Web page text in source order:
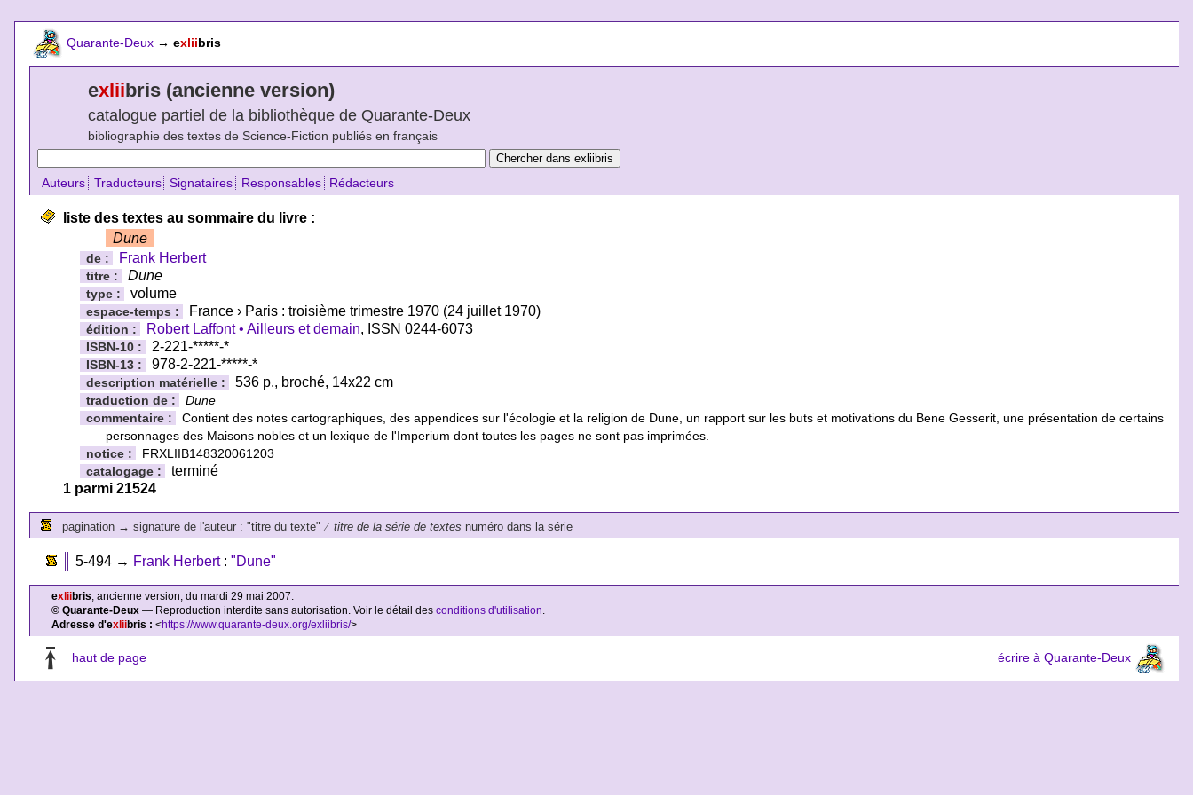
Quarante-Deux → exliibris
exliibris (ancienne version)
catalogue partiel de la bibliothèque de Quarante-Deux
bibliographie des textes de Science-Fiction publiés en français
Auteurs Traducteurs Signataires Responsables Rédacteurs
liste des textes au sommaire du livre :
Dune
de : Frank Herbert
titre : Dune
type : volume
espace-temps : France › Paris : troisième trimestre 1970 (24 juillet 1970)
édition : Robert Laffont • Ailleurs et demain, ISSN 0244-6073
ISBN-10 : 2-221-*****-*
ISBN-13 : 978-2-221-*****-*
description matérielle : 536 p., broché, 14x22 cm
traduction de :
Dune
commentaire :
Contient des notes cartographiques, des appendices sur l'écologie et la religion de Dune, un rapport sur les buts et motivations du Bene Gesserit, une présentation de certains
personnages des Maisons nobles et un lexique de l'Imperium dont toutes les pages ne sont pas imprimées.
notice :
FRXLIIB148320061203
catalogage :
terminé
1 parmi 21524
pagination → signature de l'auteur : "titre du texte" ⁄ titre de la série de textes numéro dans la série
5-494 → Frank Herbert: "Dune"
exliibris , ancienne version, du mardi 29 mai 2007.
© Quarante-Deux — Reproduction interdite sans autorisation. Voir le détail desconditions d'utilisation
Adresse d'exliibris :<https://www.quarante-deux.org/exliibris/>
haut de page écrire à Quarante-Deux